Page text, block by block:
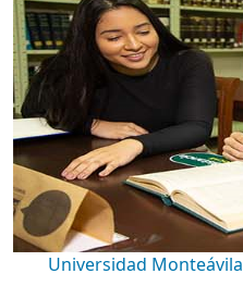
Universidad Monteávila